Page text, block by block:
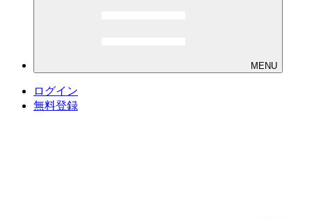
MENU
ログイン
無料登録